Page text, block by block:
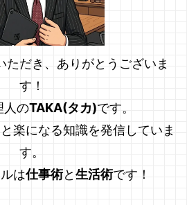
ただき、ありがとうございま
す！
人のTAKA(タカ)です。
楽になる知識を発信していま
す。
は仕事術と生活術です！